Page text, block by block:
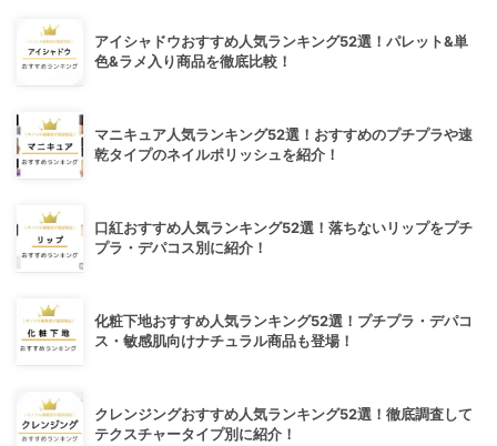
アイシャドウおすすめ人気ランキング52選！パレット&単
色&ラメ入り商品を徹底比較！
マニキュア人気ランキング52選！おすすめのプチプラや速
乾タイプのネイルポリッシュを紹介！
口紅おすすめ人気ランキング52選！落ちないリップをプチ
プラ・デパコス別に紹介！
化粧下地おすすめ人気ランキング52選！プチプラ・デパコ
ス・敏感肌向けナチュラル商品も登場！
クレンジングおすすめ人気ランキング52選！徹底調査して
テクスチャータイプ別に紹介！